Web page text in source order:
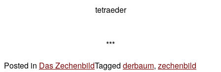
tetraeder
***
Posted in Das ZechenbildTagged derbaum, zechenbild